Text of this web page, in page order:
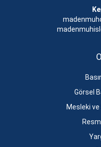
Görsel
Mesleki